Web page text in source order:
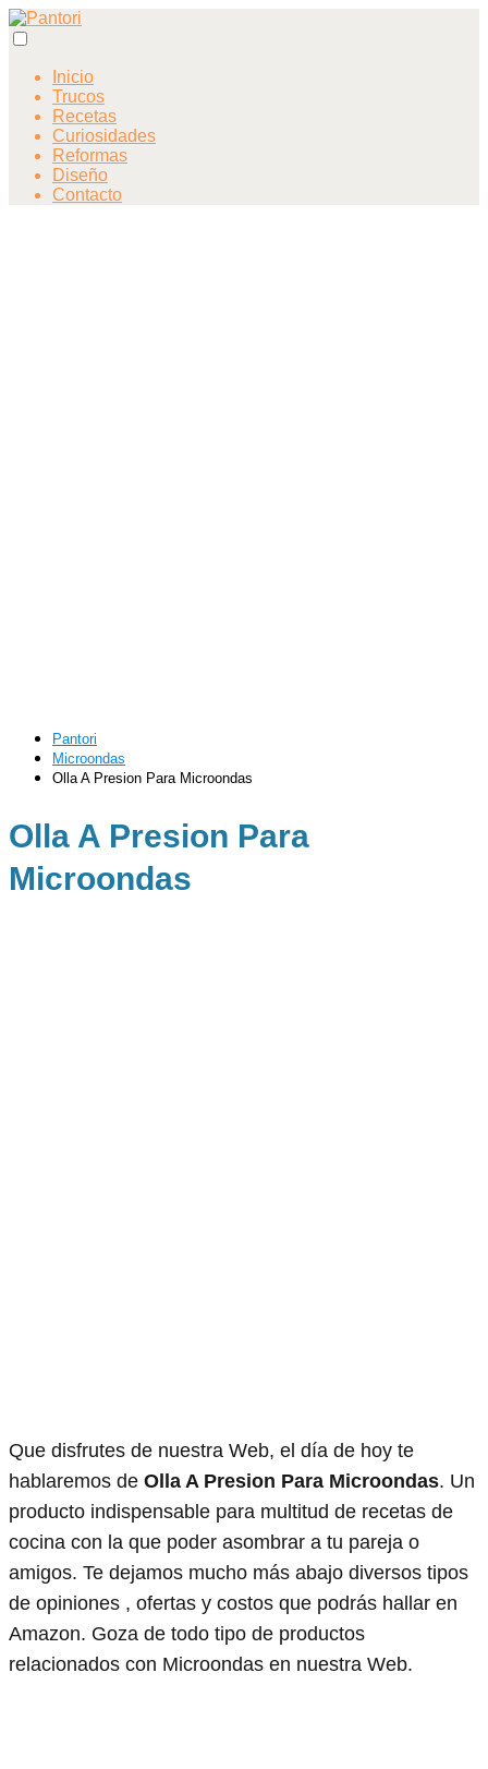
Inicio
Trucos
Recetas
Curiosidades
Reformas
Diseño
Contacto
Pantori
Microondas
Olla A Presion Para Microondas
Olla A Presion Para
Microondas
Que disfrutes de nuestra Web, el día de hoy te
hablaremos de Olla A Presion Para Microondas. Un
producto indispensable para multitud de recetas de
cocina con la que poder asombrar a tu pareja o
amigos. Te dejamos mucho más abajo diversos tipos
de opiniones , ofertas y costos que podrás hallar en
Amazon. Goza de todo tipo de productos
relacionados con Microondas en nuestra Web.